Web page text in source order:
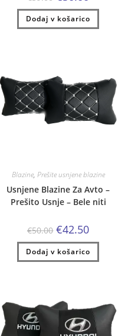
cena
je
bila:
€59.00.
je:
€50.00.
Dodaj v košarico
Blazine, Prešite usnjene blazine
Usnjene Blazine Za Avto –
Prešito Usnje – Bele niti
€50.00 Izvirna
cena
je
bila:
€50.00.
€42.50Trenutna
je:
€42.50.
Dodaj v košarico